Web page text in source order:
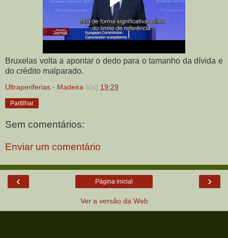
Bruxelas volta a apontar o dedo para o tamanho da dívida e
do crédito malparado.
Ultraperiferias - Madeira à(s) 19:29
Partilhar
Sem comentários:
Enviar um comentário
‹ ›
Página inicial
Ver a versão da Web